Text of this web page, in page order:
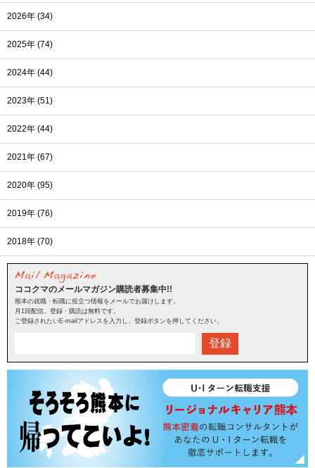
2026年 (34)
2025年 (74)
2024年 (44)
2023年 (51)
2022年 (44)
2021年 (67)
2020年 (95)
2019年 (76)
2018年 (70)
ココクマのメールマガジン購読者募集中!!
熊本の就職・転職に役立つ情報をメールでお届けします。
月1回配信。登録・購読は無料です。
ご登録されたいE-mailアドレスを入力し、登録ボタンを押してください。
登録